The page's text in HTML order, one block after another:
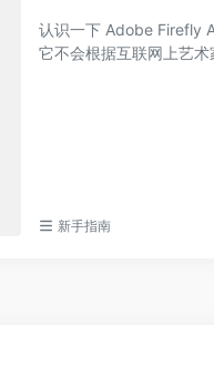
认识一下 Adob​​e Firefly
它不会根据互联网上艺
新手指南